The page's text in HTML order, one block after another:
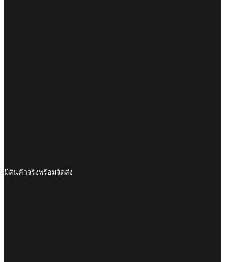
มีสินค้าจริงพร้อมจัดส่ง